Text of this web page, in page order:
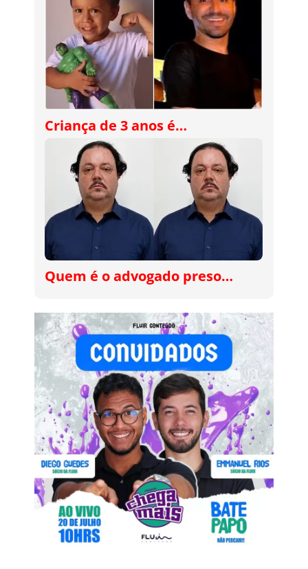
Criança de 3 anos é…
Quem é o advogado preso…